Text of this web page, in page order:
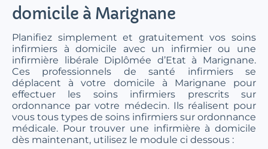
domicile à Marignane
Planifiez simplement et gratuitement vos soins
infirmiers à domicile avec un infirmier ou une
infirmière libérale Diplômée d’Etat à Marignane.
Ces professionnels de santé infirmiers se
déplacent à votre domicile à Marignane pour
effectuer les soins infirmiers prescrits sur
ordonnance par votre médecin. Ils réalisent pour
vous tous types de soins infirmiers sur ordonnance
médicale. Pour trouver une infirmière à domicile
dès maintenant, utilisez le module ci dessous :